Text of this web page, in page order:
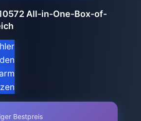
10572 All-in-One-Box-of-
Bestpreis